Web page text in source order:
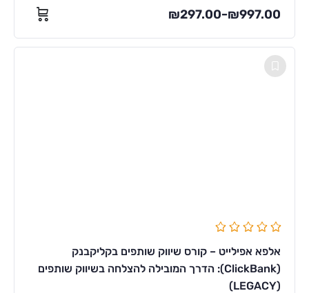
₪297.00–₪997.00
אלפא אפילייט – קורס שיווק שותפים בקליקבנק
(ClickBank): הדרך המובילה להצלחה בשיווק שותפים
(LEGACY)